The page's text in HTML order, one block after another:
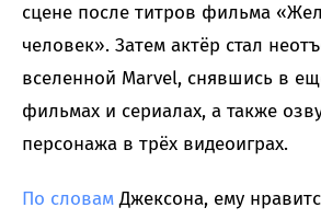
сцене после титров фильма
человек». Затем актёр стал
вселенной Marvel, снявшись в
фильмах и сериалах, а также
персонажа в трёх видеоиграх.
По словамДжексона, ему